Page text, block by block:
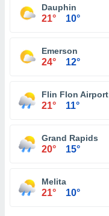
Dauphin
21° 10°
Emerson
24° 12°
Flin Flon Airport
21° 11°
Grand Rapids
20° 15°
Melita
21° 10°